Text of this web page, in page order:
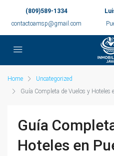
(809)589-1334
contactoamsp@gmail.com
Home
Uncategorized
Guía Completa de Vuelos y Hoteles
Guía
Hoteles en